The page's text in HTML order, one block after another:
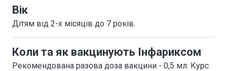
Вік
Дітям від 2-х місяців до 7 років.
Коли та як вакцинують Інфариксом
Рекомендована разова доза вакцини - 0,5 мл. Курс